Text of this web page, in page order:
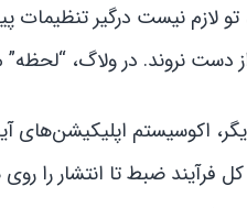
تو لازم نیست درگیر
دست نروند. در ولاگ،
اکوسیستم اپلیکیشن‌های
فرآیند ضبط تا انتشار را